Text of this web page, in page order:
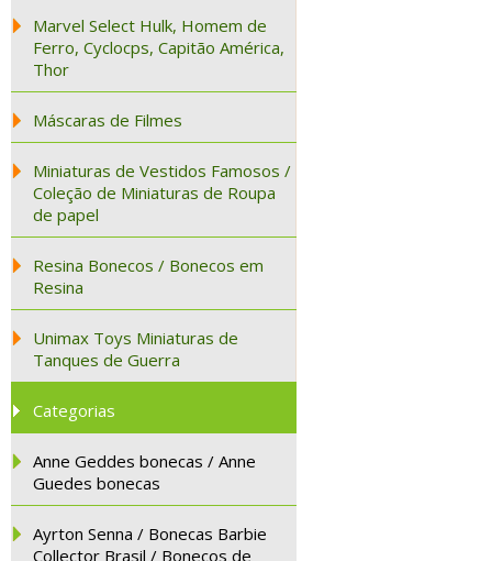
Marvel Select Hulk, Homem de
Ferro, Cyclocps, Capitão América,
Thor
Máscaras de Filmes
Miniaturas de Vestidos Famosos /
Coleção de Miniaturas de Roupa
de papel
Resina Bonecos / Bonecos em
Resina
Unimax Toys Miniaturas de
Tanques de Guerra
Categorias
Anne Geddes bonecas / Anne
Guedes bonecas
Ayrton Senna / Bonecas Barbie
Collector Brasil / Bonecos de